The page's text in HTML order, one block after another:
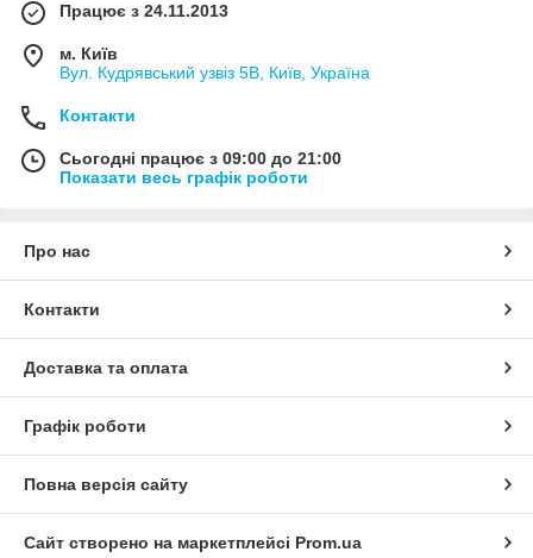
Працює з 24.11.2013
м. Київ
Вул. Кудрявський узвіз 5В, Київ, Україна
Контакти
Сьогодні працює з 09:00 до 21:00
Показати весь графік роботи
Про нас
Контакти
Доставка та оплата
Графік роботи
Повна версія сайту
Сайт створено на маркетплейсі Prom.ua